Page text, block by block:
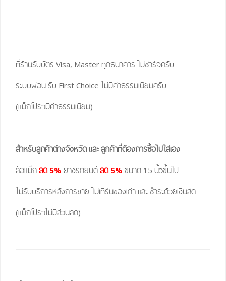
ที่ร้านรับบัตร Visa, Master ทุกธนาคาร ไม่ชาร์จครับ
ระบบผ่อน รับ First Choice ไม่มีค่าธรรมเนียมครับ
(แม็กโปรฯมีค่าธรรมเนียม)
สำหรับลูกค้าต่างจังหวัด และ ลูกค้าที่ต้องการซื้อไปใส่เอง
ล้อแม็ก ลด 5% ยางรถยนต์ ลด 5% ขนาด 15 นิ้วขึ้นไป
ไม่รับบริการหลังการขาย ไม่เทิร์นของเก่า และ ชำระด้วยเงินสด
(แม็กโปรฯไม่มีส่วนลด)